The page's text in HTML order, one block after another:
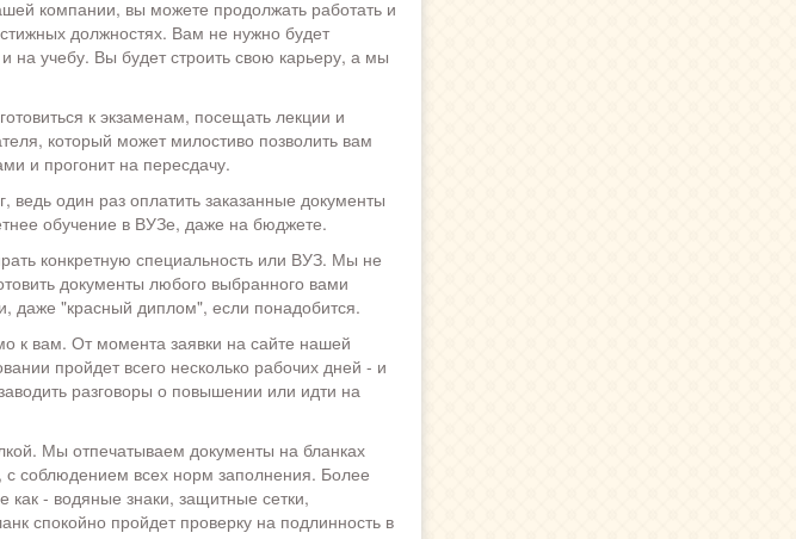
компании, вы можете продолжать работать и
должностях. Вам не нужно будет
на учебу. Вы будет строить свою карьеру, а мы
к экзаменам, посещать лекции и
который может милостиво позволить вам
и прогонит на пересдачу.
один раз оплатить заказанные документы
обучение в ВУЗе, даже на бюджете.
конкретную специальность или ВУЗ. Мы не
документы любого выбранного вами
даже "красный диплом", если понадобится.
к вам. От момента заявки на сайте нашей
пройдет всего несколько рабочих дней - и
разговоры о повышении или идти на
Мы отпечатываем документы на бланках
с соблюдением всех норм заполнения. Более
- водяные знаки, защитные сетки,
спокойно пройдет проверку на подлинность в